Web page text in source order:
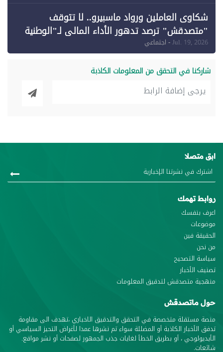
شكاوى العاملين ورواد ماسبيرو.. لا تتوقف
"متصدقش" ترصد تدهور الأداء المالي لـ"الوطنية
للإعلام"
Jul. 19, 2026- اجتماعي
شاركنا في التحقق من المعلومات الكاذبة
ابق متصلا
روابط تهمك
اعرف بنفسك
موضوعات
الحقيقة فين
من نحن
سياسة التصحيح
تصنيف الأخبار
منهجية متصدقش لتدقيق المعلومات
حول ماتصدقش
منصة مستقلة متخصصة في التحقق والتدقيق الاخباري ،تهدف الى مقاومة
تدفق الأخبار الكاذبة أو المضللة سواء تم نشرها عمدا لأغراض التحيز السياسي أو
الأيديولوجي ، أو بطريق الخطأ لغايات جذب الجمهور لصفحات أو نشر مواقع.
شائعات.